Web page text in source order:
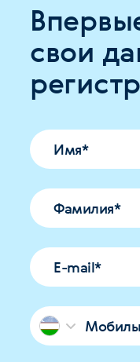
свои
Имя*
Фамилия*
E-mail*